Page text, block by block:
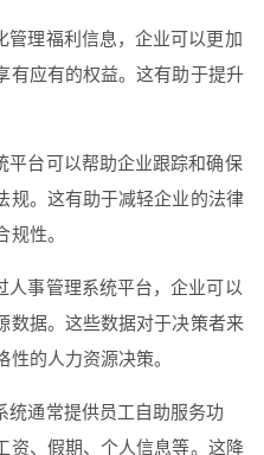
管理福利信息，企业可以更加
有应有的权益。这有助于提升
平台可以帮助企业跟踪和确保
规。这有助于减轻企业的法律
性。
人事管理系统平台，企业可以
数据。这些数据对于决策者来
的人力资源决策。
统通常提供员工自助服务功
资、假期、个人信息等。这降